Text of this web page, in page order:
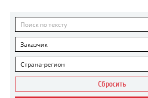
Заказчик
Страна-регион
Сбросить